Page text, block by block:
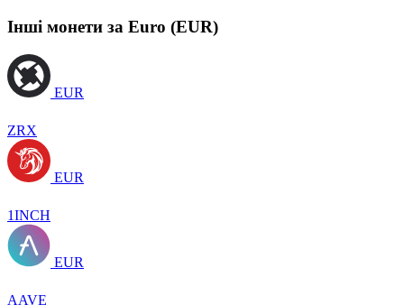
Інші монети за Euro (EUR)
EUR
ZRX
EUR
1INCH
EUR
AAVE